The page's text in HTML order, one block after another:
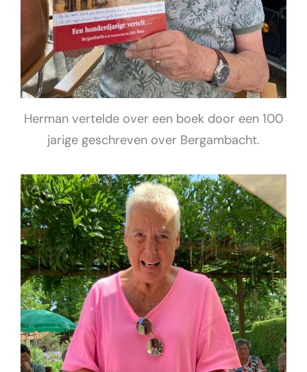
Herman vertelde over een boek door een 100
jarige geschreven over Bergambacht.